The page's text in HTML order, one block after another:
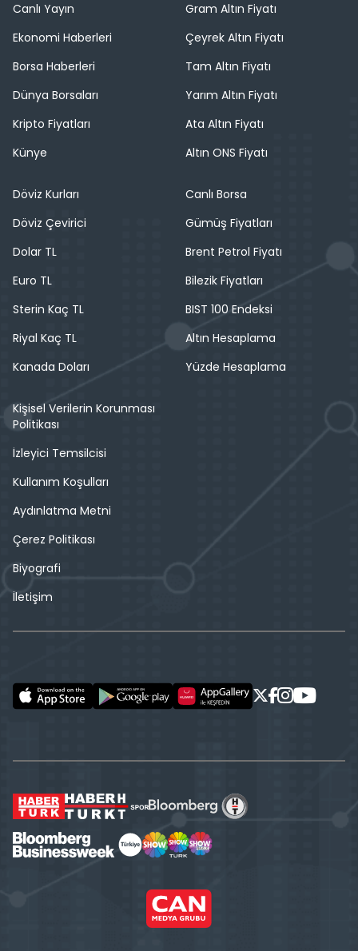
Canlı Yayın
Ekonomi Haberleri
Borsa Haberleri
Dünya Borsaları
Kripto Fiyatları
Künye
Gram Altın Fiyatı
Çeyrek Altın Fiyatı
Tam Altın Fiyatı
Yarım Altın Fiyatı
Ata Altın Fiyatı
Altın ONS Fiyatı
Döviz Kurları
Döviz Çevirici
Dolar TL
Euro TL
Sterin Kaç TL
Riyal Kaç TL
Kanada Doları
Canlı Borsa
Gümüş Fiyatları
Brent Petrol Fiyatı
Bilezik Fiyatları
BIST 100 Endeksi
Altın Hesaplama
Yüzde Hesaplama
Kişisel Verilerin Korunması
Politikası
İzleyici Temsilcisi
Kullanım Koşulları
Aydınlatma Metni
Çerez Politikası
Biyografi
İletişim